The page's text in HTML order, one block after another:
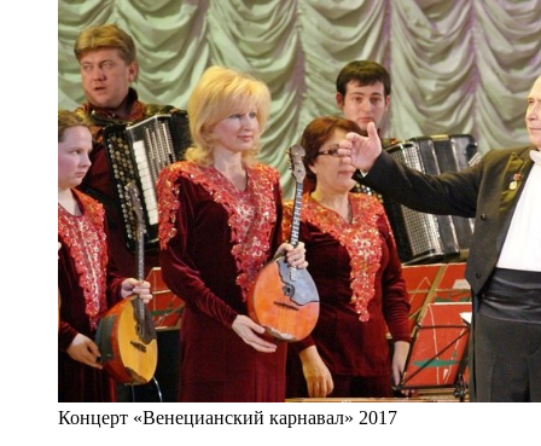
Концерт «Венецианский карнавал» 2017